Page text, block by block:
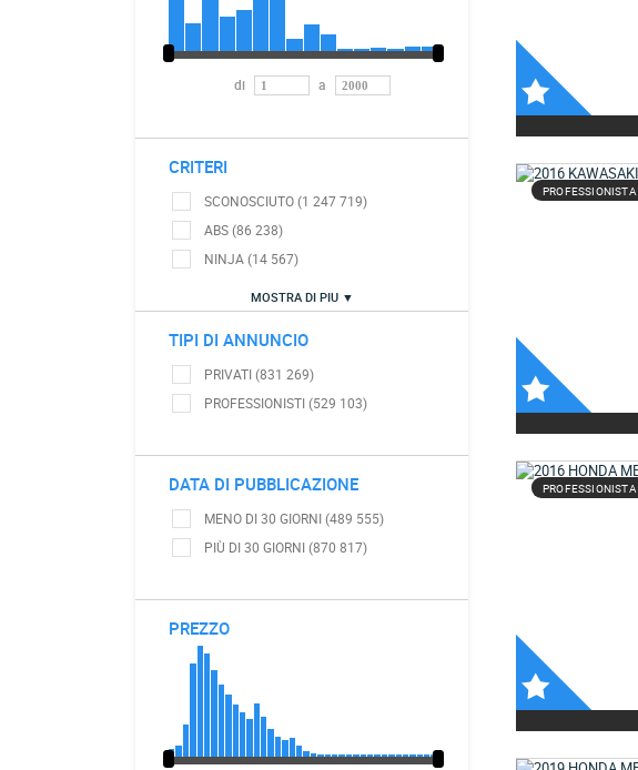
di a
CRITERI
SCONOSCIUTO (1 247 719)
ABS (86 238)
NINJA (14 567)
MOSTRA DI PIU ▼
TIPI DI ANNUNCIO
PRIVATI (831 269)
PROFESSIONISTI (529 103)
DATA DI PUBBLICAZIONE
MENO DI 30 GIORNI (489 555)
PIÙ DI 30 GIORNI (870 817)
PREZZO
PROFESSIONISTA
PROFESSIONISTA